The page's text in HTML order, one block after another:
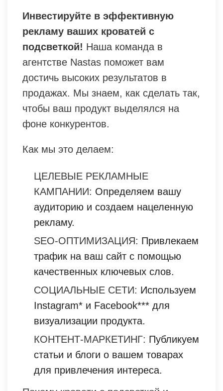
Инвестируйте в эффективную
рекламу ваших кроватей с
подсветкой! Наша команда в
агентстве Nastas поможет вам
достичь высоких результатов в
продажах. Мы знаем, как сделать так,
чтобы ваш продукт выделялся на
фоне конкурентов.
Как мы это делаем:
ЦЕЛЕВЫЕ РЕКЛАМНЫЕ
КАМПАНИИ: Определяем вашу
аудиторию и создаем нацеленную
рекламу.
SEO-ОПТИМИЗАЦИЯ: Привлекаем
трафик на ваш сайт с помощью
качественных ключевых слов.
СОЦИАЛЬНЫЕ СЕТИ: Используем
Instagram* и Facebook*** для
визуализации продукта.
КОНТЕНТ-МАРКЕТИНГ: Публикуем
статьи и блоги о вашем товарах
для привлечения интереса.